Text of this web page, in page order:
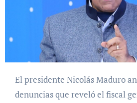
El presidente Nicolás Maduro anunció que las
denuncias que reveló el fiscal